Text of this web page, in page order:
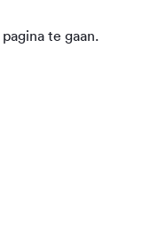
te gaan.